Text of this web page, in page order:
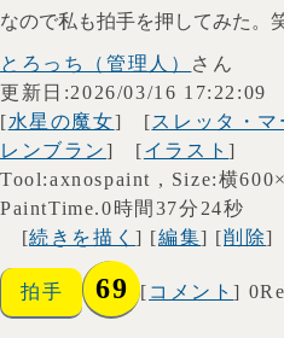
なので私も拍手を押してみた。
とろっち（管理人） さん
更新日:2026/03/16 17:22:09
[水星の魔女] [スレッタ・
レンブラン] [イラスト]
Tool:axnospaint , Size:横
PaintTime.0時間37分24秒
[続きを描く] [編集] [削除]
拍手 69 [ コメント]